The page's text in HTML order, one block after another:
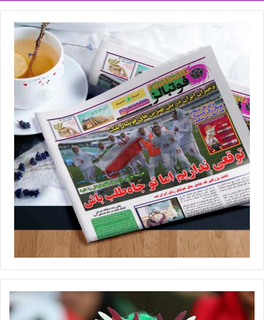
و فیفا، حضور این دو چهره به عنوان سرپرست نایب‌رئیسی را با توجه به
پایان دوره 3 ماهه کاری‌شان و عدم اخذ رأی از مجمع، غیرقانونی
مریم منظمی مشخصاً هیچ تمایلی به پاسخ‌گویی درباره آخرین وضعیت
حضور خود در ساختار مدیریتی فدراسیون فوتبال ندارد اما آنچه مشخص
است اینکه او براساس آخرین اساسنامه مصوب مجمع فدراسیون
فوتبال، بیش از 4 ماه است که در فدراسیون فعالیت غیرقانونی داشته و
عدم واکنش نهادهای نظارتی به این فعالیت در نوع خود جالب‌توجه
است. نکته مهم دیگر اینکه در مجمع اخیر هیات فوتبال استان تهران،
منظمی به عنوان نایب‌رئیس زنان فدراسیون فوتبال از سوی برگزارکنندگان
مجمع خطاب شد اما با توجه به عدم برگزاری مجمع برای اخذ رأی اعتماد،
نه‌تنها تلقی‌کردن عبارت «نایب‌رئیس» وجاهت قانونی ندارد، بلکه دوره
مدیریت او به عنوان سرپرست هم در طول 4 ماه اخیر با توجه به مفاد
مندرج در اساسنامه غیرقانونی است! جالب آنکه مسئولان فدراسیون
فوتبال همواره باشگاه‌ها، مدیران، مربیان و بازیکنان را به تبعیت از قانون
دعوت می‌کنند اما در این میان، بی‌قانونی آشکار ساکنان ساختمان سئول
سایرین شود.
💻منبع:فوتبال360 📸عکس :سهیل سعادتمندی